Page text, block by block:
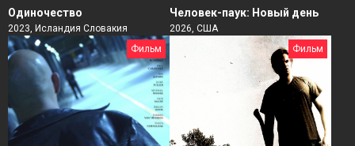
Одиночество
2023, Исландия Словакия
Человек-паук: Новый день
2026, США
Фильм
Фильм